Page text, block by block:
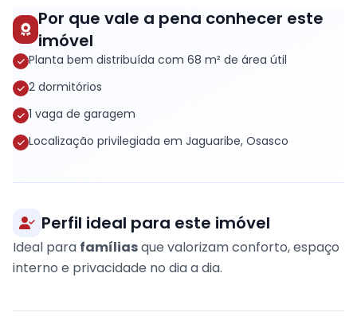
Por que vale a pena conhecer este
imóvel
Planta bem distribuída com 68 m² de área útil
2 dormitórios
1 vaga de garagem
Localização privilegiada em Jaguaribe, Osasco
Perfil ideal para este imóvel
Ideal para famíliasque valorizam conforto, espaço
interno e privacidade no dia a dia.